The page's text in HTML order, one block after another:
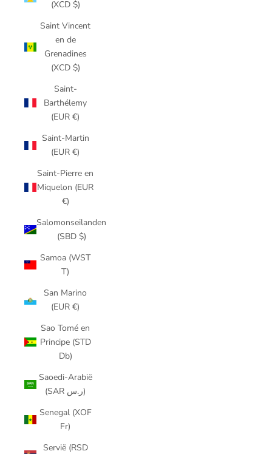
(XCD $)
Saint Vincent
en de
Grenadines
(XCD $)
Saint-
Barthélemy
(EUR €)
Saint-Martin
(EUR €)
Saint-Pierre en
Miquelon (EUR
€)
Salomonseilanden
(SBD $)
Samoa (WST
T)
San Marino
(EUR €)
Sao Tomé en
Principe (STD
Db)
Saoedi-Arabië
(SAR ر.س)
Senegal (XOF
Fr)
Servië (RSD